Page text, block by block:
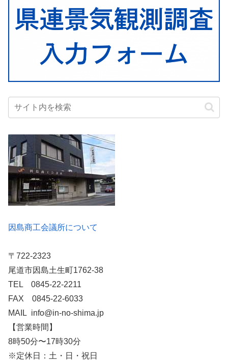
因島商工会議所について
〒722-2323
尾道市因島土生町1762-38
TEL 0845-22-2211
FAX 0845-22-6033
MAIL info@in-no-shima.jp
【営業時間】
8時50分〜17時30分
※定休日：土・日・祝日